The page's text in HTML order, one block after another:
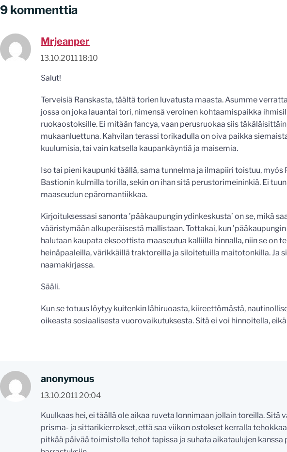
9 kommenttia
Mrjeanper
13.10.2011 18:10
Salut!
Terveisiä Ranskasta, täältä torien luvatusta maasta. Asumme
jossa on joka lauantai tori, nimensä veroinen kohtaamispaikka
ruokaostoksille. Ei mitään fancya, vaan perusruokaa siis
mukaanluettuna. Kahvilan terassi torikadulla on oiva paikka
kuulumisia, tai vain katsella kaupankäyntiä ja maisemia.
Iso tai pieni kaupunki täällä, sama tunnelma ja ilmapiiri toistuu, myös
Bastionin kulmilla torilla, sekin on ihan sitä perustorimeininkiä. Ei
maaseudun epäromantiikkaa.
Kirjoituksessasi sanonta ’pääkaupungin ydinkeskusta’ on se, mikä
vääristymään alkuperäisestä mallistaan. Tottakai, kun
halutaan kaupata eksoottista maaseutua kalliilla hinnalla, niin se on
heinäpaaleilla, värikkäillä traktoreilla ja siloitetuilla maitotonkilla. Ja
naamakirjassa.
Sääli.
Kun se totuus löytyy kuitenkin lähiruoasta, kiireettömästä,
oikeasta sosiaalisesta vuorovaikutuksesta. Sitä ei voi hinnoitella,
anonymous
13.10.2011 20:04
Kuulkaas hei, ei täällä ole aikaa ruveta lonnimaan jollain toreilla. Sitä
prisma- ja sittarikierrokset, että saa viikon ostokset kerralla
pitkää päivää toimistolla tehot tapissa ja suhata aikataulujen kanssa